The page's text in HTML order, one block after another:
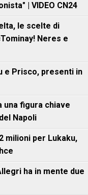
| VIDEO CN24
le scelte di
Neres e
e Prisco, presenti in
una figura chiave
Napoli
milioni per Lukaku,
ha in mente due